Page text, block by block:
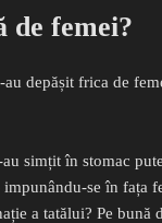
de femei?
depășit frica de
simțit în stomac
impunându-se în fața
a tatălui? Pe bună